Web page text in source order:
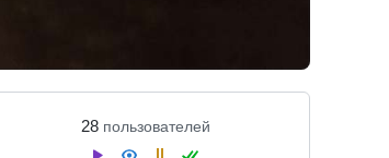
28 пользователей